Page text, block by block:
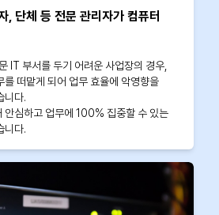
, 단체 등 전문 관리자가 컴퓨터
IT 부서를 두기 어려운 사업장의 경우,
를 떠맡게 되어 업무 효율에 악영향을
니다.
안심하고 업무에 100% 집중할 수 있는
니다.